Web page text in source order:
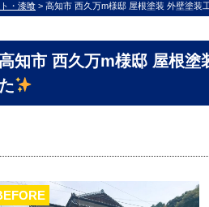
・漆喰 > 高知市 西久万m様邸 屋根塗装 外壁塗装
知市 西久万m様邸 屋根塗
た